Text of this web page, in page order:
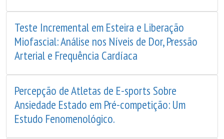
Teste Incremental em Esteira e Liberação
Miofascial: Análise nos Níveis de Dor, Pressão
Arterial e Frequência Cardíaca
Percepção de Atletas de E-sports Sobre
Ansiedade Estado em Pré-competição: Um
Estudo Fenomenológico.